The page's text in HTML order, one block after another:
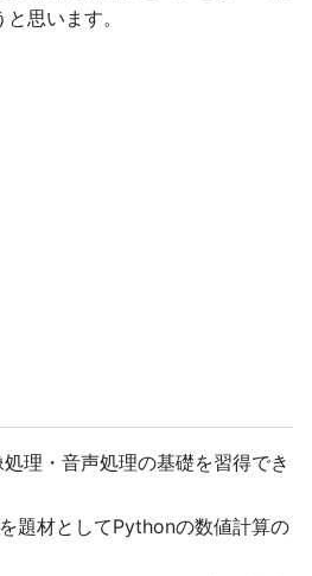
思います。
理・音声処理の基礎を習得でき
題材としてPythonの数値計算の